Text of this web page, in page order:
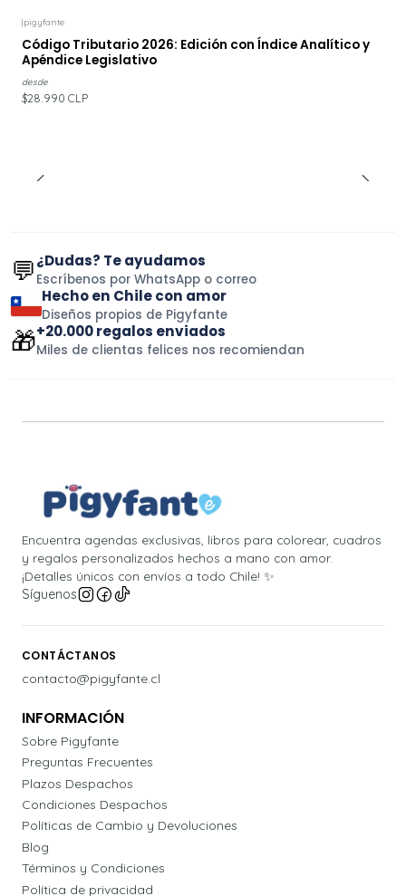
|pigyfante
Código Tributario 2026: Edición con Índice Analítico y
Apéndice Legislativo
desde
$28.990 CLP
💬¿Dudas? Te ayudamos
Escríbenos por WhatsApp o correo
Hecho en Chile con amor
Diseños propios de Pigyfante
🎁+20.000 regalos enviados
Miles de clientas felices nos recomiendan
Encuentra agendas exclusivas, libros para colorear, cuadros
y regalos personalizados hechos a mano con amor.
¡Detalles únicos con envíos a todo Chile! ✨
Síguenos
CONTÁCTANOS
contacto@pigyfante.cl
INFORMACIÓN
Sobre Pigyfante
Preguntas Frecuentes
Plazos Despachos
Condiciones Despachos
Políticas de Cambio y Devoluciones
Blog
Términos y Condiciones
Política de privacidad